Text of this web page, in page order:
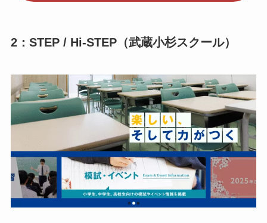
2：STEP / Hi-STEP（武蔵小杉スクール）